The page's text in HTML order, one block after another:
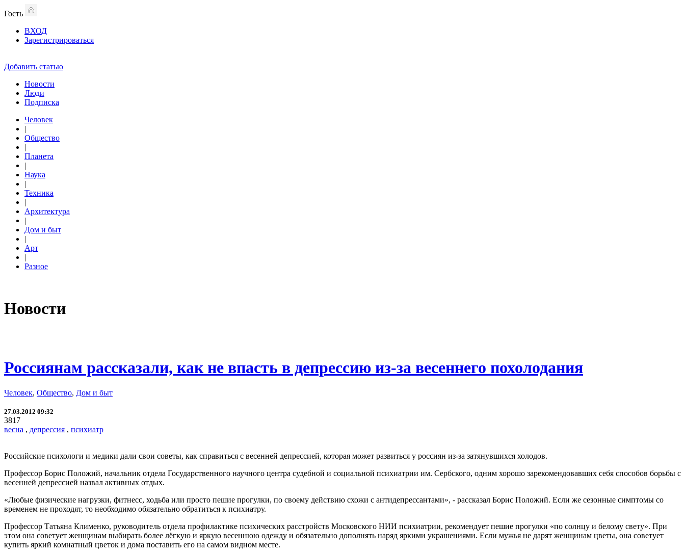
Гость
ВХОД
Зарегистрироваться
Добавить статью
Новости
Люди
Подписка
Человек
|
Общество
|
Планета
|
Наука
|
Техника
|
Архитектура
|
Дом и быт
|
Арт
|
Разное
Новости
Россиянам рассказали, как не впасть в депрессию из-за весеннего похолодания
Человек, Общество, Дом и быт
27.03.2012 09:32
3817
весна , депрессия , психиатр
Российские психологи и медики дали свои советы, как справиться с весенней депрессией, которая может развиться у россиян из-за затянувшихся холодов.
Профессор Борис Положий, начальник отдела Государственного научного центра судебной и социальной психиатрии им. Сербского, одним хорошо зарекомендовавших себя способов борьбы с
весенней депрессией назвал активных отдых.
«Любые физические нагрузки, фитнесс, ходьба или просто пешие прогулки, по своему действию схожи с антидепрессантами», - рассказал Борис Положий. Если же сезонные симптомы со
временем не проходят, то необходимо обязательно обратиться к психиатру.
Профессор Татьяна Клименко, руководитель отдела профилактике психических расстройств Московского НИИ психиатрии, рекомендует пешие прогулки «по солнцу и белому свету». При
этом она советует женщинам выбирать более лёгкую и яркую весеннюю одежду и обязательно дополнять наряд яркими украшениями. Если мужья не дарят женщинам цветы, она советует
купить яркий комнатный цветок и дома поставить его на самом видном месте.